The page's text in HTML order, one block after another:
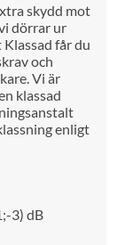
skydd mot
dörrar ur
får du
och
Vi är
klassad
enligt
3) dB